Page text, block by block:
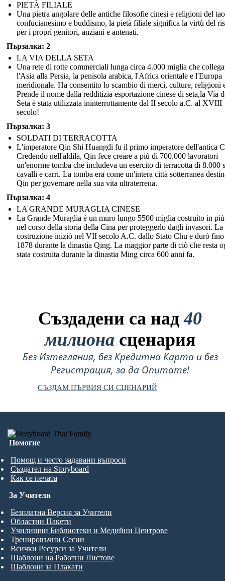
PIETÀ FILIALE
Una pietra angolare delle antiche filosofie cinesi e religioni del
confucianesimo e buddismo, la pietà filiale significa la virtù del
per i propri genitori, anziani e antenati.
Пързалка: 2
LA VIA DELLA SETA
Una rete di rotte commerciali lunga circa 4.000 miglia che
l'Asia alla Persia, la penisola arabica, l'Africa orientale e l'Europa
meridionale. Ha consentito lo scambio di merci, culture, religioni
Prende il nome dalla redditizia esportazione cinese di seta,la Via
Seta è stata utilizzata ininterrottamente dal II secolo a.C. al XVIII
secolo!
Пързалка: 3
SOLDATI DI TERRACOTTA
L'imperatore Qin Shi Huangdi fu il primo imperatore dell'antica
Credendo nell'aldilà, Qin fece creare a più di 700.000 lavoratori
un'enorme tomba che includeva un esercito di terracotta di 8.000
cavalli e carri. La tomba era come un'intera città sotterranea
Qin per governare nella sua vita ultraterrena.
Пързалка: 4
LA GRANDE MURAGLIA CINESE
La Grande Muraglia è un muro lungo 5500 miglia costruito in
nel corso della storia della Cina per proteggerlo dagli invasori. La
costruzione iniziò nel VII secolo A.C. dallo Stato Chu e durò
1878 durante la dinastia Qing. La maggior parte di ciò che resta
stata costruita durante la dinastia Ming circa 600 anni fa.
Създадени са над40
милиона сценария
Без Изтегляния, без Кредитна Карта и без
Регистрация, за да Опитате!
СЪЗДАМ ПЪРВИЯ СИ СЦЕНАРИЙ
Помогне
Помощ и често задавани въпроси
Създател на Storyboard
Как се печата
За Учители
Безплатна Версия за Учители
Областни Пакети
Училищни Библиотеки и Медийни Центрове
Тренировъчни Сесии
Всички Ресурси за Учители
Шаблони на Работни Листове
Шаблони за Плакати